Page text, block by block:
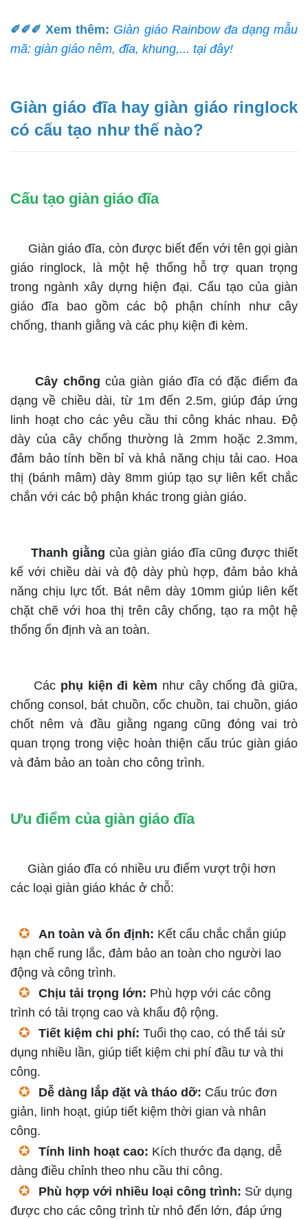
✐✐✐ Xem thêm: Giàn giáo Rainbow đa dạng mẫu
mã: giàn giáo nêm, đĩa, khung,... tại đây!
Giàn giáo đĩa hay giàn giáo ringlock
có cấu tạo như thế nào?
Cấu tạo giàn giáo đĩa
Giàn giáo đĩa, còn được biết đến với tên gọi giàn
giáo ringlock, là một hệ thống hỗ trợ quan trọng
trong ngành xây dựng hiện đại. Cấu tạo của giàn
giáo đĩa bao gồm các bộ phận chính như cây
chống, thanh giằng và các phụ kiện đi kèm.
Cây chốngcủa giàn giáo đĩa có đặc điểm đa
dạng về chiều dài, từ 1m đến 2.5m, giúp đáp ứng
linh hoạt cho các yêu cầu thi công khác nhau. Độ
dày của cây chống thường là 2mm hoặc 2.3mm,
đảm bảo tính bền bỉ và khả năng chịu tải cao. Hoa
thị (bánh mâm) dày 8mm giúp tạo sự liên kết chắc
chắn với các bộ phận khác trong giàn giáo.
Thanh giằng của giàn giáo đĩa cũng được thiết
kế với chiều dài và độ dày phù hợp, đảm bảo khả
năng chịu lực tốt. Bát nêm dày 10mm giúp liên kết
chặt chẽ với hoa thị trên cây chống, tạo ra một hệ
thống ổn định và an toàn.
Các phụ kiện đi kèm như cây chống đà giữa,
chống consol, bát chuồn, cốc chuồn, tai chuồn, giáo
chốt nêm và đầu giằng ngang cũng đóng vai trò
quan trọng trong việc hoàn thiện cấu trúc giàn giáo
và đảm bảo an toàn cho công trình.
Ưu điểm của giàn giáo đĩa
Giàn giáo đĩa có nhiều ưu điểm vượt trội hơn
các loại giàn giáo khác ở chỗ:
✪ An toàn và ổn định: Kết cấu chắc chắn giúp
hạn chế rung lắc, đảm bảo an toàn cho người lao
động và công trình.
✪ Chịu tải trọng lớn: Phù hợp với các công
trình có tải trọng cao và khẩu độ rộng.
✪ Tiết kiệm chi phí: Tuổi thọ cao, có thể tái sử
dụng nhiều lần, giúp tiết kiệm chi phí đầu tư và thi
công.
✪ Dễ dàng lắp đặt và tháo dỡ: Cấu trúc đơn
giản, linh hoạt, giúp tiết kiệm thời gian và nhân
công.
✪ Tính linh hoạt cao: Kích thước đa dạng, dễ
dàng điều chỉnh theo nhu cầu thi công.
✪ Phù hợp với nhiều loại công trình: Sử dụng
được cho các công trình từ nhỏ đến lớn, đáp ứng